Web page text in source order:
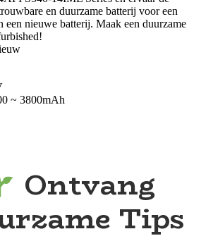
en duurzame batterij voor een
een nieuwe batterij. Maak een duurzame
~ 3800mAh
Ontvang
Tips